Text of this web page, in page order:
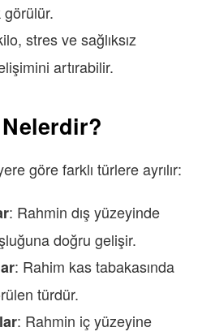
görülür.
stres ve sağlıksız
artırabilir.
göre farklı türlere ayrılır:
: Rahmin dış yüzeyinde
doğru gelişir.
: Rahim kas tabakasında
türdür.
: Rahmin iç yüzeyine